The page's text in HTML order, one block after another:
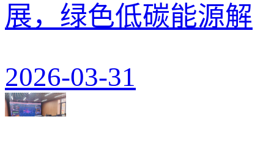
展，绿色低碳能源解
2026-03-31